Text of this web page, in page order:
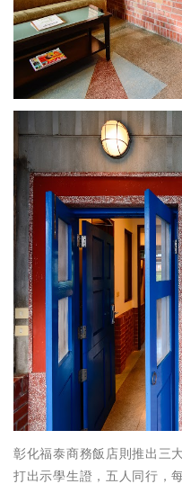
彰化福泰商務飯店則推出三
打出示學生證，五人同行，